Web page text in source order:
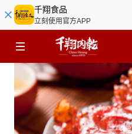
千翔食品
立刻使用官方APP